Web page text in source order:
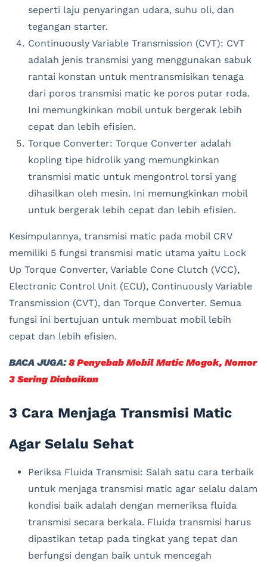
seperti laju penyaringan udara, suhu oli, dan
tegangan starter.
Continuously Variable Transmission (CVT): CVT
adalah jenis transmisi yang menggunakan sabuk
rantai konstan untuk mentransmisikan tenaga
dari poros transmisi matic ke poros putar roda.
Ini memungkinkan mobil untuk bergerak lebih
cepat dan lebih efisien.
Torque Converter: Torque Converter adalah
kopling tipe hidrolik yang memungkinkan
transmisi matic untuk mengontrol torsi yang
dihasilkan oleh mesin. Ini memungkinkan mobil
untuk bergerak lebih cepat dan lebih efisien.
Kesimpulannya, transmisi matic pada mobil CRV
memiliki 5 fungsi transmisi matic utama yaitu Lock
Up Torque Converter, Variable Cone Clutch (VCC),
Electronic Control Unit (ECU), Continuously Variable
Transmission (CVT), dan Torque Converter. Semua
fungsi ini bertujuan untuk membuat mobil lebih
cepat dan lebih efisien.
BACA JUGA:8 Penyebab Mobil Matic Mogok, Nomor
3 Sering Diabaikan
3 Cara Menjaga Transmisi Matic
Agar Selalu Sehat
Periksa Fluida Transmisi: Salah satu cara terbaik
untuk menjaga transmisi matic agar selalu dalam
kondisi baik adalah dengan memeriksa fluida
transmisi secara berkala. Fluida transmisi harus
dipastikan tetap pada tingkat yang tepat dan
berfungsi dengan baik untuk mencegah